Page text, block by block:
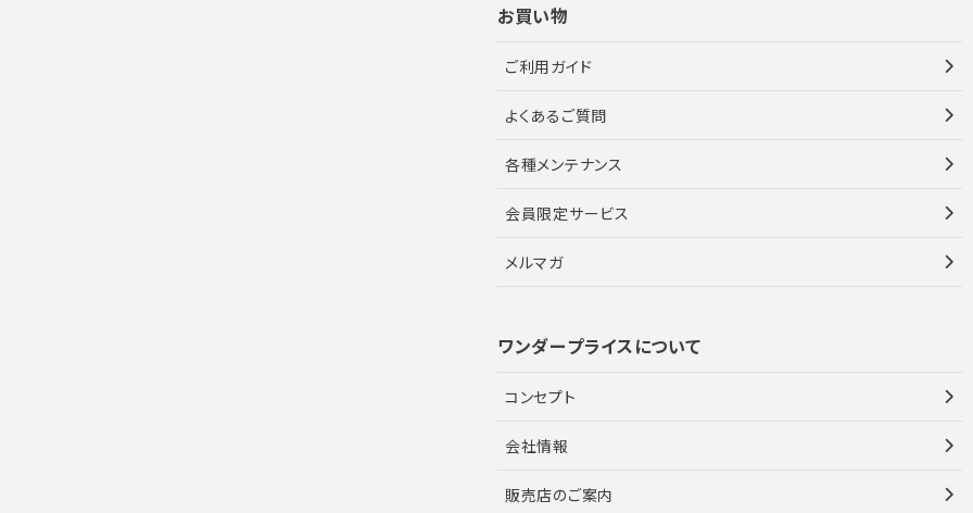
お買い物
ご利用ガイド
よくあるご質問
各種メンテナンス
会員限定サービス
メルマガ
ワンダープライスについて
コンセプト
会社情報
販売店のご案内